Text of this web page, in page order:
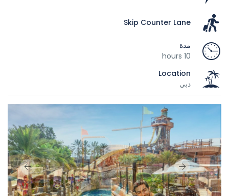
Skip Counter Lane
مدة
10 hours
Location
دبي